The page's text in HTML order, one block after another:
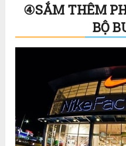
④SẮM THÊM
BỘ